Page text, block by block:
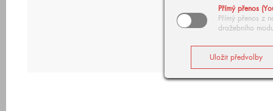
Přímý přenos
Přímý přenos z
dražebního